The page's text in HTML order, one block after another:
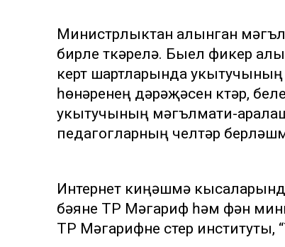
Министрлыктан алынган
бирле үткәрелә. Быел фикер
кертү шартларында
һөнәренең дәрәҗәсен күтәрү,
укытучының мәгълүмати-
педагогларның челтәр
Интернет киңәшмә
бәяне ТР Мәгариф һәм фән
ТР Мәгарифне үстерү